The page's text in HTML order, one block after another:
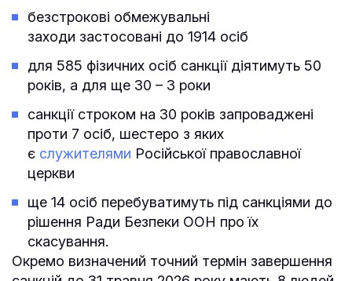
безстрокові обмежувальні
заходи застосовані до 1914 осіб
для 585 фізичних осіб санкції діятимуть 50
років, а для ще 30 – 3 роки
санкції строком на 30 років запроваджені
проти 7 осіб, шестеро з яких
є служителями Російської православної
церкви
ще 14 осіб перебуватимуть під санкціями до
рішення Ради Безпеки ООН про їх
скасування.
Окремо визначений точний термін завершення